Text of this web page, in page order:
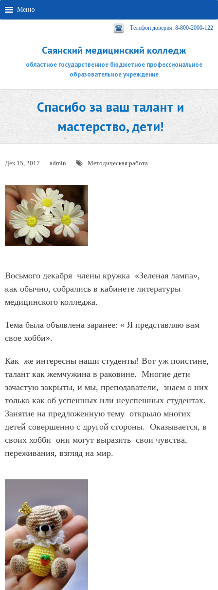
Меню
Телефон доверия: 8-800-2000-122
Саянский медицинский колледж
областное государственное бюджетное профессиональное
образовательное учреждение
Спасибо за ваш талант и
мастерство, дети!
Дек 15, 2017 admin Методическая работа
Восьмого декабря члены кружка «Зеленая лампа»,
как обычно, собрались в кабинете литературы
медицинского колледжа.
Тема была объявлена заранее: « Я представляю вам
свое хобби».
Как же интересны наши студенты! Вот уж поистине,
талант как жемчужина в раковине. Многие дети
зачастую закрыты, и мы, преподаватели, знаем о них
только как об успешных или неуспешных студентах.
Занятие на предложенную тему открыло многих
детей совершенно с другой стороны. Оказывается, в
своих хобби они могут выразить свои чувства,
переживания, взгляд на мир.